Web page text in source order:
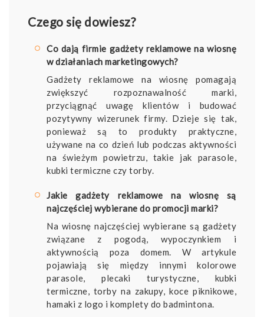
Czego się dowiesz?
Co dają firmie gadżety reklamowe na wiosnę
w działaniach marketingowych?
Gadżety reklamowe na wiosnę pomagają
zwiększyć rozpoznawalność marki,
przyciągnąć uwagę klientów i budować
pozytywny wizerunek firmy. Dzieje się tak,
ponieważ są to produkty praktyczne,
używane na co dzień lub podczas aktywności
na świeżym powietrzu, takie jak parasole,
kubki termiczne czy torby.
Jakie gadżety reklamowe na wiosnę są
najczęściej wybierane do promocji marki?
Na wiosnę najczęściej wybierane są gadżety
związane z pogodą, wypoczynkiem i
aktywnością poza domem. W artykule
pojawiają się między innymi kolorowe
parasole, plecaki turystyczne, kubki
termiczne, torby na zakupy, koce piknikowe,
hamaki z logo i komplety do badmintona.